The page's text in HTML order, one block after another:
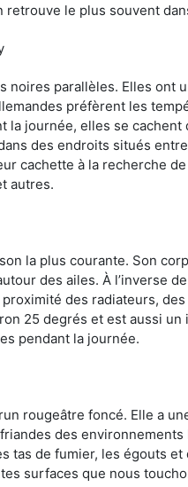
le plus souvent
parallèles. Elles
préfèrent les
journée, elles se
des endroits situés
cachette à la recherche
autres.
la plus courante. Son
des ailes. À l’inverse
des radiateurs,
25 degrés et est aussi
pendant la journée.
rougeâtre foncé. Elle a
des
de fumier, les égouts
surfaces que nous